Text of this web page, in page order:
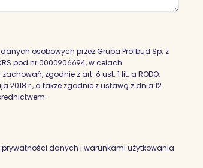
osobowych przez Grupa Profbud Sp. z
pod nr 0000906694, w celach
zgodnie z art. 6 ust. 1 lit. a RODO,
r., a także zgodnie z ustawą z dnia 12
danych i warunkami użytkowania